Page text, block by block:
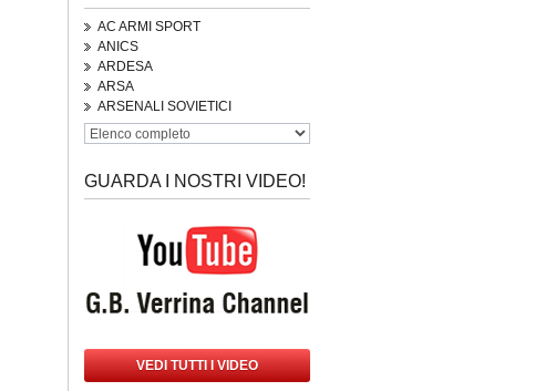
AC ARMI SPORT
ANICS
ARDESA
ARSA
ARSENALI SOVIETICI
GUARDA I NOSTRI VIDEO!
VEDI TUTTI I VIDEO